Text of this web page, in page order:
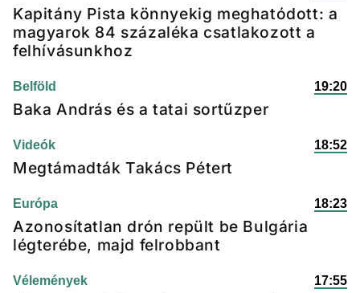
Kapitány Pista könnyekig meghatódott: a
magyarok 84 százaléka csatlakozott a
felhívásunkhoz
Belföld 19:20
Baka András és a tatai sortűzper
Videók 18:52
Megtámadták Takács Pétert
Európa 18:23
Azonosítatlan drón repült be Bulgária
légterébe, majd felrobbant
Vélemények 17:55